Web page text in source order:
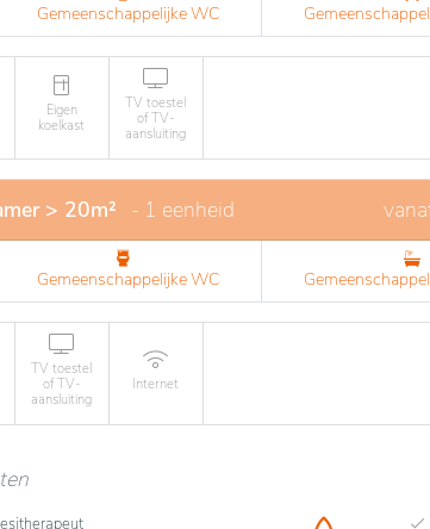
Gemeenschappelijke WC
Eigen
koelkast
TV toestel
of TV-
aansluiting
> 20m² - 1 eenheid
Gemeenschappelijke WC
TV toestel
of TV-
aansluiting
Internet